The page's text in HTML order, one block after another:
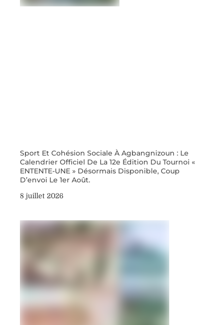
Sport Et Cohésion Sociale À Agbangnizoun : Le
Calendrier Officiel De La 12e Édition Du Tournoi «
ENTENTE-UNE » Désormais Disponible, Coup
D’envoi Le 1er Août.
8 juillet 2026